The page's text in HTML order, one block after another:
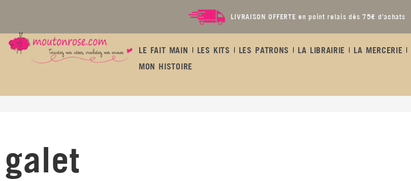
LIVRAISON OFFERTE en point relais dès 75€ d’achats
LE FAIT MAIN LES KITS LES PATRONS LA LIBRAIRIE LA MERCERIE
MON HISTOIRE
galet